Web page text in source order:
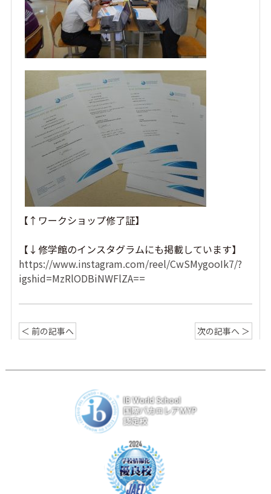
【↑ワークショップ修了証】
【↓修学館のインスタグラムにも掲載しています】
https://www.instagram.com/reel/CwSMygooIk7/?
igshid=MzRlODBiNWFlZA==
＜ 前の記事へ 次の記事へ ＞